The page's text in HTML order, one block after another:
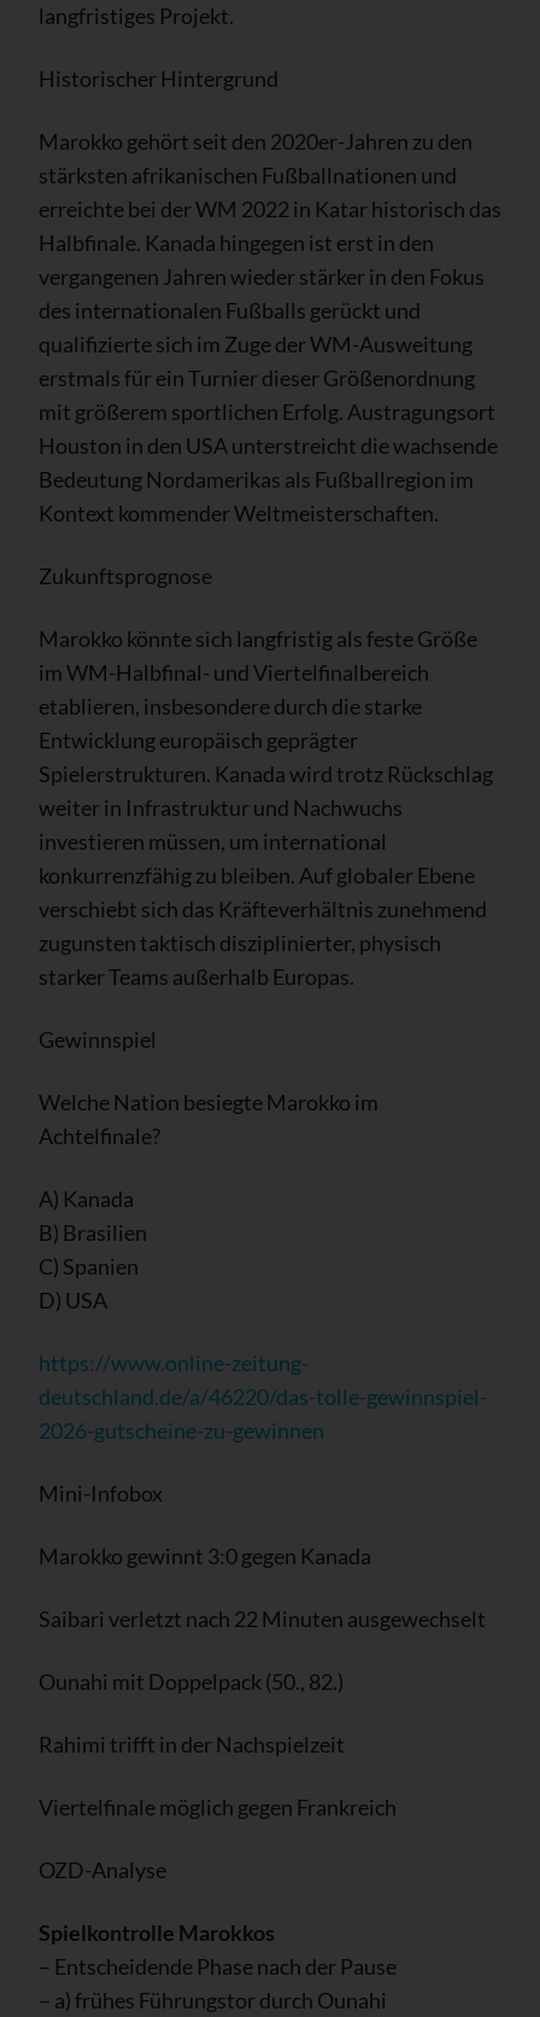
langfristiges Projekt.
Historischer Hintergrund
Marokko gehört seit den 2020er-Jahren zu den
stärksten afrikanischen Fußballnationen und
erreichte bei der WM 2022 in Katar historisch das
Halbfinale. Kanada hingegen ist erst in den
vergangenen Jahren wieder stärker in den Fokus
des internationalen Fußballs gerückt und
qualifizierte sich im Zuge der WM-Ausweitung
erstmals für ein Turnier dieser Größenordnung
mit größerem sportlichen Erfolg. Austragungsort
Houston in den USA unterstreicht die wachsende
Bedeutung Nordamerikas als Fußballregion im
Kontext kommender Weltmeisterschaften.
Zukunftsprognose
Marokko könnte sich langfristig als feste Größe
im WM-Halbfinal- und Viertelfinalbereich
etablieren, insbesondere durch die starke
Entwicklung europäisch geprägter
Spielerstrukturen. Kanada wird trotz Rückschlag
weiter in Infrastruktur und Nachwuchs
investieren müssen, um international
konkurrenzfähig zu bleiben. Auf globaler Ebene
verschiebt sich das Kräfteverhältnis zunehmend
zugunsten taktisch disziplinierter, physisch
starker Teams außerhalb Europas.
Gewinnspiel
Welche Nation besiegte Marokko im
Achtelfinale?
A) Kanada
B) Brasilien
C) Spanien
D) USA
https://www.online-zeitung-
deutschland.de/a/46220/das-tolle-gewinnspiel-
2026-gutscheine-zu-gewinnen
Mini-Infobox
Marokko gewinnt 3:0 gegen Kanada
Saibari verletzt nach 22 Minuten ausgewechselt
Ounahi mit Doppelpack (50., 82.)
Rahimi trifft in der Nachspielzeit
Viertelfinale möglich gegen Frankreich
OZD-Analyse
Spielkontrolle Marokkos
– Entscheidende Phase nach der Pause
– a) frühes Führungstor durch Ounahi